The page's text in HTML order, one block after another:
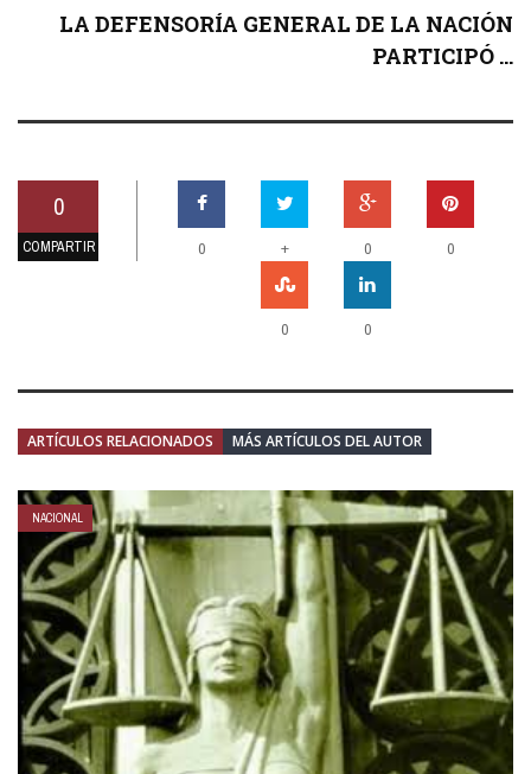
LA DEFENSORÍA GENERAL DE LA NACIÓN
PARTICIPÓ ...
0
COMPARTIR 0 + 0 0
0 0
ARTÍCULOS RELACIONADOS MÁS ARTÍCULOS DEL AUTOR
NACIONAL